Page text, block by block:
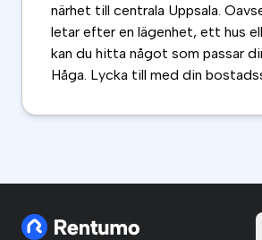
närhet till centrala Uppsala.
letar efter en lägenhet, ett hus
kan du hitta något som passar
Håga. Lycka till med din